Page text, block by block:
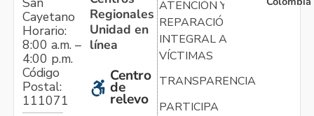
Cayetano
Horario:
8:00 a.m. –
4:00 p.m.
Código
Postal:
111071
Regionales
Unidad en
línea
Centro
de
relevo
ATENCIÓN Y
REPARACIÓN
INTEGRAL A
VÍCTIMAS
TRANSPARENCIA
PARTICIPA